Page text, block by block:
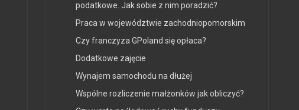
podatkowe. Jak sobie z nim poradzić?
Praca w województwie zachodniopomorskim
Czy franczyza GPoland się opłaca?
Dodatkowe zajęcie
Wynajem samochodu na dłużej
Wspólne rozliczenie małżonków jak obliczyć?